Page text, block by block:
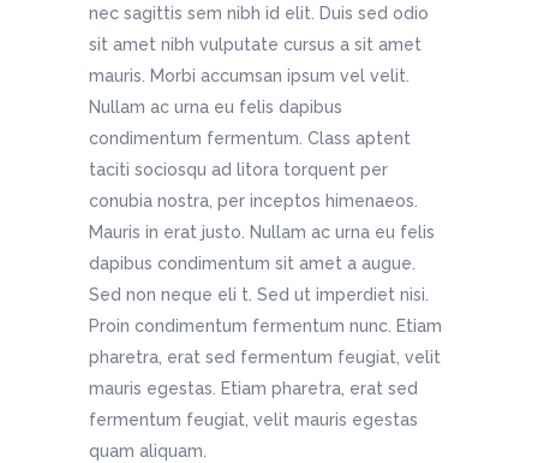
nec sagittis sem nibh id elit. Duis sed odio
sit amet nibh vulputate cursus a sit amet
mauris. Morbi accumsan ipsum vel velit.
Nullam ac urna eu felis dapibus
condimentum fermentum. Class aptent
taciti sociosqu ad litora torquent per
conubia nostra, per inceptos himenaeos.
Mauris in erat justo. Nullam ac urna eu felis
dapibus condimentum sit amet a augue.
Sed non neque eli t. Sed ut imperdiet nisi.
Proin condimentum fermentum nunc. Etiam
pharetra, erat sed fermentum feugiat, velit
mauris egestas. Etiam pharetra, erat sed
fermentum feugiat, velit mauris egestas
quam aliquam.